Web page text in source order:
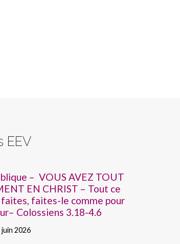
EEV
– VOUS AVEZ TOUT
EN CHRIST – Tout ce
faites, faites-le comme pour
Colossiens 3.18-4.6
2026